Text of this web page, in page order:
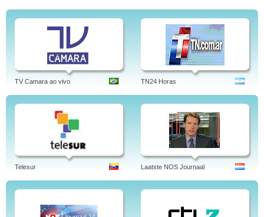
TV Camara ao vivo TN24 Horas
Telesur Laatste NOS Journaal